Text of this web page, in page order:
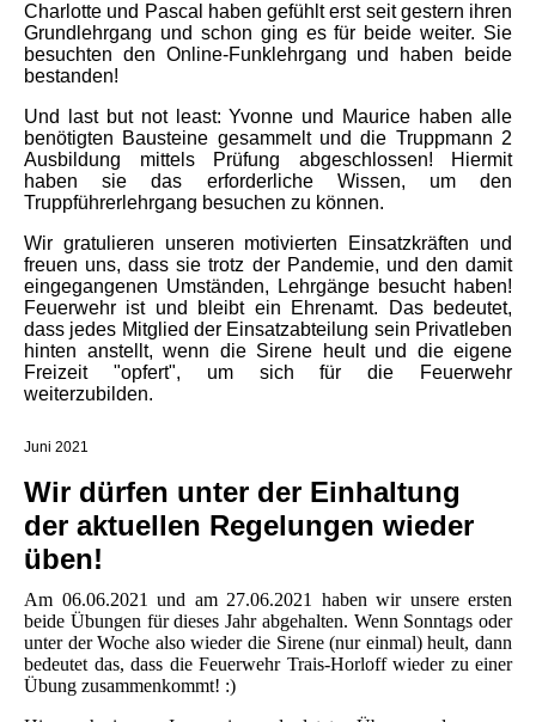
Charlotte und Pascal haben gefühlt erst seit gestern ihren
Grundlehrgang und schon ging es für beide weiter. Sie
besuchten den Online-Funklehrgang und haben beide
bestanden!
Und last but not least: Yvonne und Maurice haben alle
benötigten Bausteine gesammelt und die Truppmann 2
Ausbildung mittels Prüfung abgeschlossen! Hiermit
haben sie das erforderliche Wissen, um den
Truppführerlehrgang besuchen zu können.
Wir gratulieren unseren motivierten Einsatzkräften und
freuen uns, dass sie trotz der Pandemie, und den damit
eingegangenen Umständen, Lehrgänge besucht haben!
Feuerwehr ist und bleibt ein Ehrenamt. Das bedeutet,
dass jedes Mitglied der Einsatzabteilung sein Privatleben
hinten anstellt, wenn die Sirene heult und die eigene
Freizeit "opfert", um sich für die Feuerwehr
weiterzubilden.
Juni 2021
Wir dürfen unter der Einhaltung
der aktuellen Regelungen wieder
üben!
Am 06.06.2021 und am 27.06.2021 haben wir unsere ersten
beide Übungen für dieses Jahr abgehalten. Wenn Sonntags oder
unter der Woche also wieder die Sirene (nur einmal) heult, dann
bedeutet das, dass die Feuerwehr Trais-Horloff wieder zu einer
Übung zusammenkommt! :)